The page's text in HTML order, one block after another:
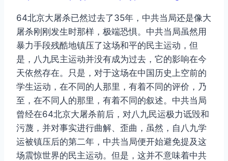
64北京大屠杀已然过去了35年，中共当局还是像大
屠杀刚刚发生时那样，极端恐惧。中共当局虽然用
暴力手段残酷地镇压了这场和平的民主运动，但
是，八九民主运动并没有成为过去，它的影响在今
天依然存在。只是，对于这场在中国历史上空前的
学生运动，在不同的人那里，有着不同的评价，乃
至，在不同人的那里，有着不同的叙述。中共当局
曾经在64北京大屠杀前后，对八九民运极力诋毁和
污蔑，并对事实进行曲解、歪曲，虽然，自八九学
运被镇压后的第二年，中共当局便开始避免提及这
场震惊世界的民主运动。但是，这并不意味着中共